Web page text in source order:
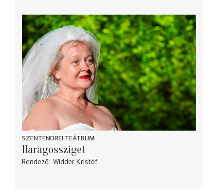
SZENTENDREI TEÁTRUM
Haragossziget
Rendező Widder Kristóf